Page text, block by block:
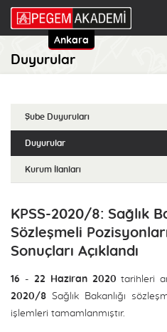
Ankara
Duyurular
Şube Duyuruları
Duyurular
Kurum İlanları
KPSS-2020/8: Sağlık
Sözleşmeli
Sonuçları Açıklandı
16 - 22 Haziran 2020 tarihleri
2020/8 Sağlık Bakanlığı
işlemleri tamamlanmıştır.